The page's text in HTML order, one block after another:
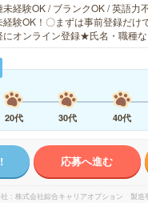
未経験OK / ブランクOK / 英語力
験OK！〇まずは事前登録だけ
にオンライン登録★氏名・職種
20代
30代 40代
応募へ進む
株式会社綜合キャリアオプション 製造